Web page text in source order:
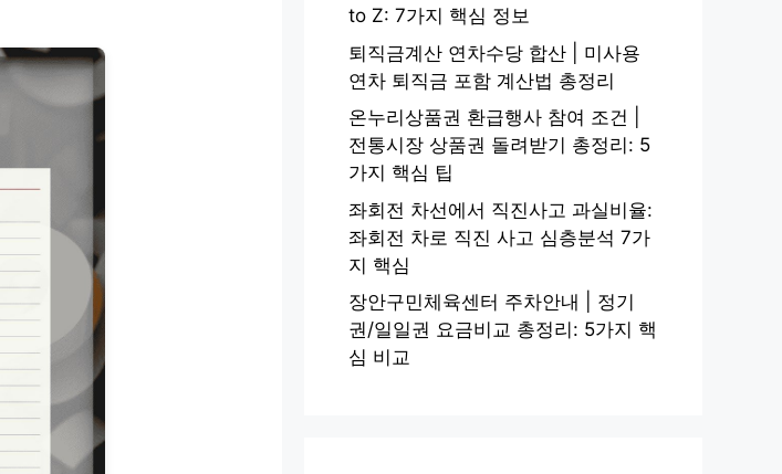
to Z: 7가지 핵심 정보
퇴직금계산 연차수당 합산 | 미사용
연차 퇴직금 포함 계산법 총정리
온누리상품권 환급행사 참여 조건 |
전통시장 상품권 돌려받기 총정리: 5
가지 핵심 팁
좌회전 차선에서 직진사고 과실비율:
좌회전 차로 직진 사고 심층분석 7가
지 핵심
장안구민체육센터 주차안내 | 정기
권/일일권 요금비교 총정리: 5가지 핵
심 비교